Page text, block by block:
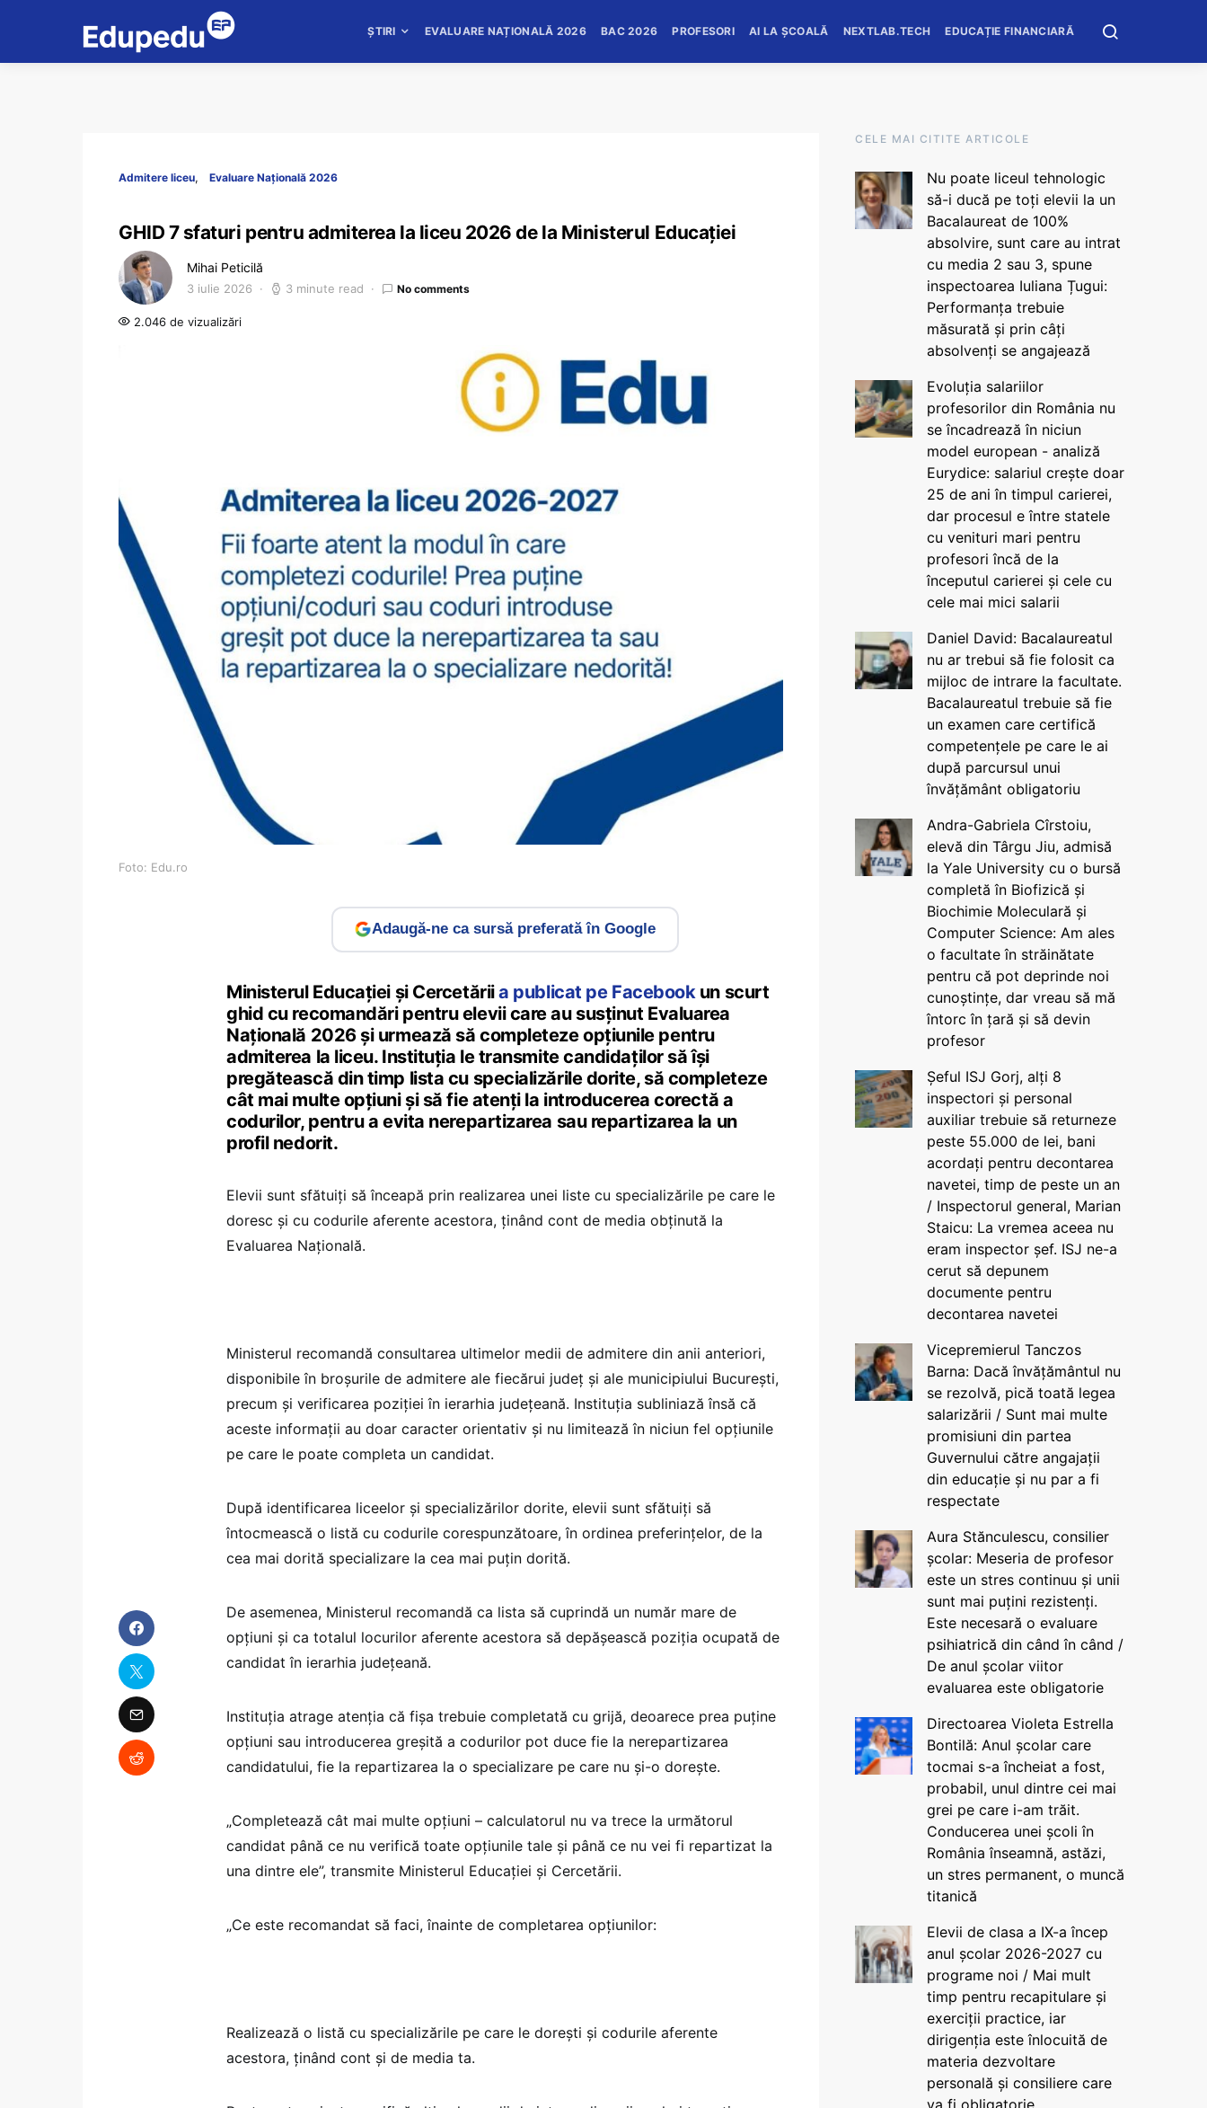
ȘTIRI EVALUARE NAȚIONALĂ 2026 BAC 2026 PROFESORI AI LA ȘCOALĂ NEXTLAB.TECH EDUCAȚIE FINANCIARĂ
Admitere liceu Evaluare Națională 2026
GHID 7 sfaturi pentru admiterea la liceu 2026 de la Ministerul Educației
Mihai Peticilă
3 iulie 2026 3 minute read No comments
2.046 de vizualizări
Foto: Edu.ro
Adaugă-ne ca sursă preferată în Google
Ministerul Educației și Cercetăriia publicat pe Facebookun scurt
ghid cu recomandări pentru elevii care au susținut Evaluarea
Națională 2026 și urmează să completeze opțiunile pentru
admiterea la liceu. Instituția le transmite candidaților să își
pregătească din timp lista cu specializările dorite, să completeze
cât mai multe opțiuni și să fie atenți la introducerea corectă a
codurilor, pentru a evita nerepartizarea sau repartizarea la un
profil nedorit.
Elevii sunt sfătuiți să înceapă prin realizarea unei liste cu specializările pe care le
doresc și cu codurile aferente acestora, ținând cont de media obținută la
Evaluarea Națională.
Ministerul recomandă consultarea ultimelor medii de admitere din anii anteriori,
disponibile în broșurile de admitere ale fiecărui județ și ale municipiului București,
precum și verificarea poziției în ierarhia județeană. Instituția subliniază însă că
aceste informații au doar caracter orientativ și nu limitează în niciun fel opțiunile
pe care le poate completa un candidat.
După identificarea liceelor și specializărilor dorite, elevii sunt sfătuiți să
întocmească o listă cu codurile corespunzătoare, în ordinea preferințelor, de la
cea mai dorită specializare la cea mai puțin dorită.
De asemenea, Ministerul recomandă ca lista să cuprindă un număr mare de
opțiuni și ca totalul locurilor aferente acestora să depășească poziția ocupată de
candidat în ierarhia județeană.
Instituția atrage atenția că fișa trebuie completată cu grijă, deoarece prea puține
opțiuni sau introducerea greșită a codurilor pot duce fie la nerepartizarea
candidatului, fie la repartizarea la o specializare pe care nu și-o dorește.
„Completează cât mai multe opțiuni – calculatorul nu va trece la următorul
candidat până ce nu verifică toate opțiunile tale și până ce nu vei fi repartizat la
una dintre ele”, transmite Ministerul Educației și Cercetării.
„Ce este recomandat să faci, înainte de completarea opțiunilor:
Realizează o listă cu specializările pe care le dorești și codurile aferente
acestora, ținând cont și de media ta.
CELE MAI CITITE ARTICOLE
Nu poate liceul tehnologic
să-i ducă pe toți elevii la un
Bacalaureat de 100%
absolvire, sunt care au intrat
cu media 2 sau 3, spune
inspectoarea Iuliana Țugui:
Performanța trebuie
măsurată și prin câți
absolvenți se angajează
Evoluția salariilor
profesorilor din România nu
se încadrează în niciun
model european - analiză
Eurydice: salariul crește doar
25 de ani în timpul carierei,
dar procesul e între statele
cu venituri mari pentru
profesori încă de la
începutul carierei și cele cu
cele mai mici salarii
Daniel David: Bacalaureatul
nu ar trebui să fie folosit ca
mijloc de intrare la facultate.
Bacalaureatul trebuie să fie
un examen care certifică
competențele pe care le ai
după parcursul unui
învățământ obligatoriu
Andra-Gabriela Cîrstoiu,
elevă din Târgu Jiu, admisă
la Yale University cu o bursă
completă în Biofizică și
Biochimie Moleculară și
Computer Science: Am ales
o facultate în străinătate
pentru că pot deprinde noi
cunoștințe, dar vreau să mă
întorc în țară și să devin
profesor
Șeful ISJ Gorj, alți 8
inspectori și personal
auxiliar trebuie să returneze
peste 55.000 de lei, bani
acordați pentru decontarea
navetei, timp de peste un an
/ Inspectorul general, Marian
Staicu: La vremea aceea nu
eram inspector șef. ISJ ne-a
cerut să depunem
documente pentru
decontarea navetei
Vicepremierul Tanczos
Barna: Dacă învățământul nu
se rezolvă, pică toată legea
salarizării / Sunt mai multe
promisiuni din partea
Guvernului către angajații
din educație și nu par a fi
respectate
Aura Stănculescu, consilier
școlar: Meseria de profesor
este un stres continuu și unii
sunt mai puțini rezistenți.
Este necesară o evaluare
psihiatrică din când în când /
De anul școlar viitor
evaluarea este obligatorie
Directoarea Violeta Estrella
Bontilă: Anul școlar care
tocmai s-a încheiat a fost,
probabil, unul dintre cei mai
grei pe care i-am trăit.
Conducerea unei școli în
România înseamnă, astăzi,
un stres permanent, o muncă
titanică
Elevii de clasa a IX-a încep
anul școlar 2026-2027 cu
programe noi / Mai mult
timp pentru recapitulare și
exerciții practice, iar
dirigenția este înlocuită de
materia dezvoltare
personală și consiliere care
va fi obligatorie